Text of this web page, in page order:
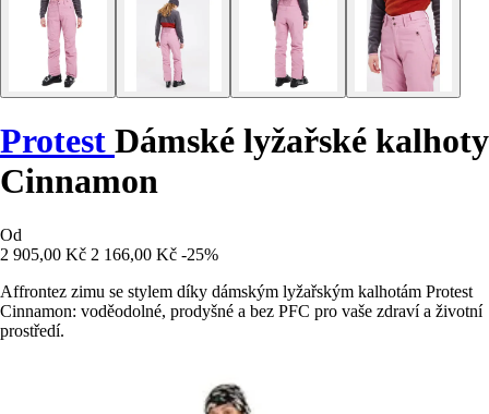
Protest Dámské lyžařské kalhoty
Cinnamon
Od
2 905,00 Kč 2 166,00 Kč -25%
Affrontez zimu se stylem díky dámským lyžařským kalhotám Protest
Cinnamon: voděodolné, prodyšné a bez PFC pro vaše zdraví a životní
prostředí.